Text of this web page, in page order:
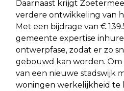
Daarnaast krijgt
verdere ontwikkeling van
Met een bijdrage van €
gemeente expertise
ontwerpfase, zodat er zo
gebouwd kan worden. Om
van een nieuwe stadswijk
woningen werkelijkheid te